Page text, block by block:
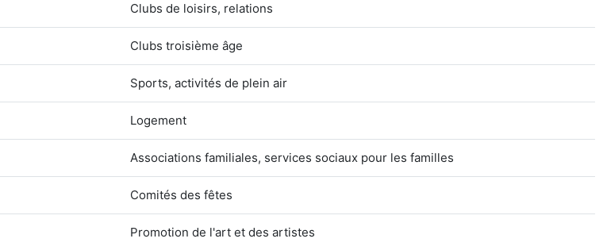
Clubs de loisirs, relations
Clubs troisième âge
Sports, activités de plein air
Logement
Associations familiales, services sociaux pour les familles
Comités des fêtes
Promotion de l'art et des artistes